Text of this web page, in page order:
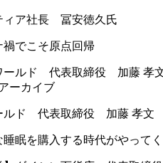
ィア社長 冨安徳久氏
禍でこそ原点回帰
ーカイブ
ルド 代表取締役 加藤 孝文
眠を購入する時代がやって